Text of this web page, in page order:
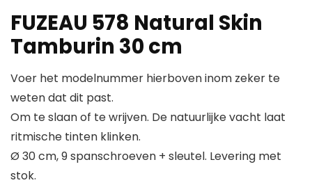
FUZEAU 578 Natural Skin
Tamburin 30 cm
Voer het modelnummer hierboven inom zeker te
weten dat dit past.
Om te slaan of te wrijven. De natuurlijke vacht laat
ritmische tinten klinken.
Ø 30 cm, 9 spanschroeven + sleutel. Levering met
stok.